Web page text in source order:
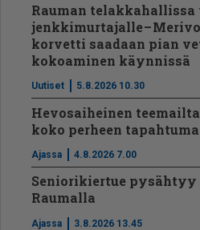
Rauman
jenkkimurtajalle –
korvetti saadaan pian
kokoaminen käynnissä
Uutiset 5.8.2026 10.30
Hevosaiheinen
koko perheen
Ajassa 4.8.2026 7.00
Seniorikiertue pysähtyy
Raumalla
Ajassa 3.8.2026 13.45